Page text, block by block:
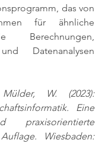
das von
für ähnliche
Berechnungen,
Datenanalysen
W. (2023):
Eine
praxisorientierte
Wiesbaden: